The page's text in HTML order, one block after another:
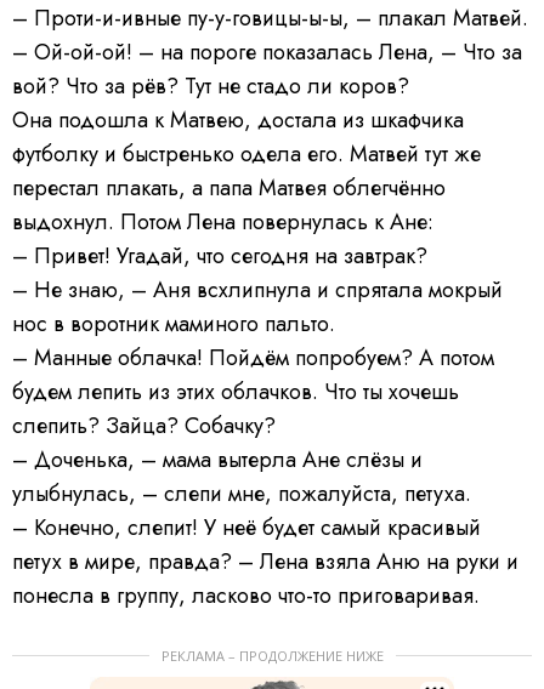
– Проти-и-ивные пу-у-говицы-ы-ы, – плакал Матвей.
– Ой-ой-ой! – на пороге показалась Лена, – Что за
вой? Что за рёв? Тут не стадо ли коров?
Она подошла к Матвею, достала из шкафчика
футболку и быстренько одела его. Матвей тут же
перестал плакать, а папа Матвея облегчённо
выдохнул. Потом Лена повернулась к Ане:
– Привет! Угадай, что сегодня на завтрак?
– Не знаю, – Аня всхлипнула и спрятала мокрый
нос в воротник маминого пальто.
– Манные облачка! Пойдём попробуем? А потом
будем лепить из этих облачков. Что ты хочешь
слепить? Зайца? Собачку?
– Доченька, – мама вытерла Ане слёзы и
улыбнулась, – слепи мне, пожалуйста, петуха.
– Конечно, слепит! У неё будет самый красивый
петух в мире, правда? – Лена взяла Аню на руки и
понесла в группу, ласково что-то приговаривая.
РЕКЛАМА – ПРОДОЛЖЕНИЕ НИЖЕ